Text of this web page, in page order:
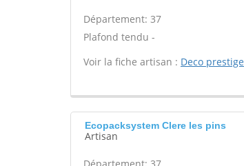
Département: 37
Plafond tendu -
Voir la fiche artisan : Deco prestige
Ecopacksystem Clere les pins
Artisan